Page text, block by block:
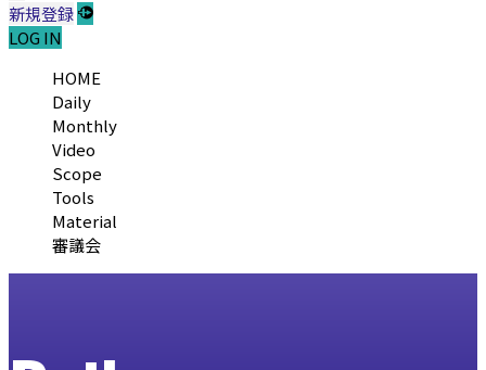
新規登録
LOG IN
HOME
Daily
Monthly
Video
Scope
Tools
Material
審議会